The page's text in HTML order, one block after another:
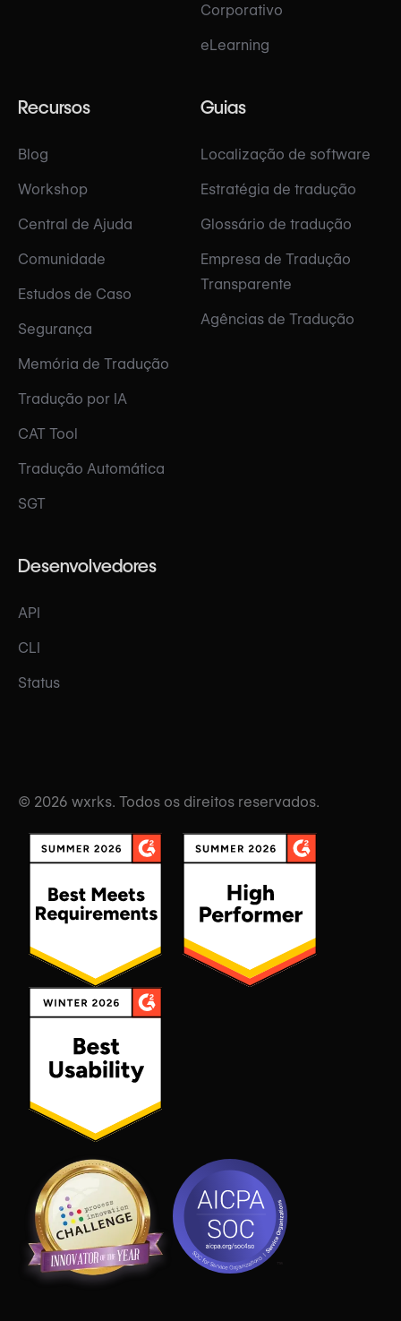
Corporativo
eLearning
Recursos
Blog
Workshop
Central de Ajuda
Comunidade
Estudos de Caso
Segurança
Memória de Tradução
Tradução por IA
CAT Tool
Tradução Automática
SGT
Guias
Localização de software
Estratégia de tradução
Glossário de tradução
Empresa de Tradução
Transparente
Agências de Tradução
Desenvolvedores
API
CLI
Status
© 2026 wxrks. Todos os direitos reservados.